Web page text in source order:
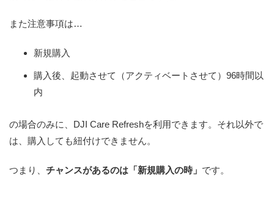
また注意事項は…
新規購入
購入後、起動させて（アクティベートさせて）96時間以
内
の場合のみに、DJI Care Refreshを利用できます。それ以外で
は、購入しても紐付けできません。
つまり、 チャンスがあるのは「新規購入の時」 です。